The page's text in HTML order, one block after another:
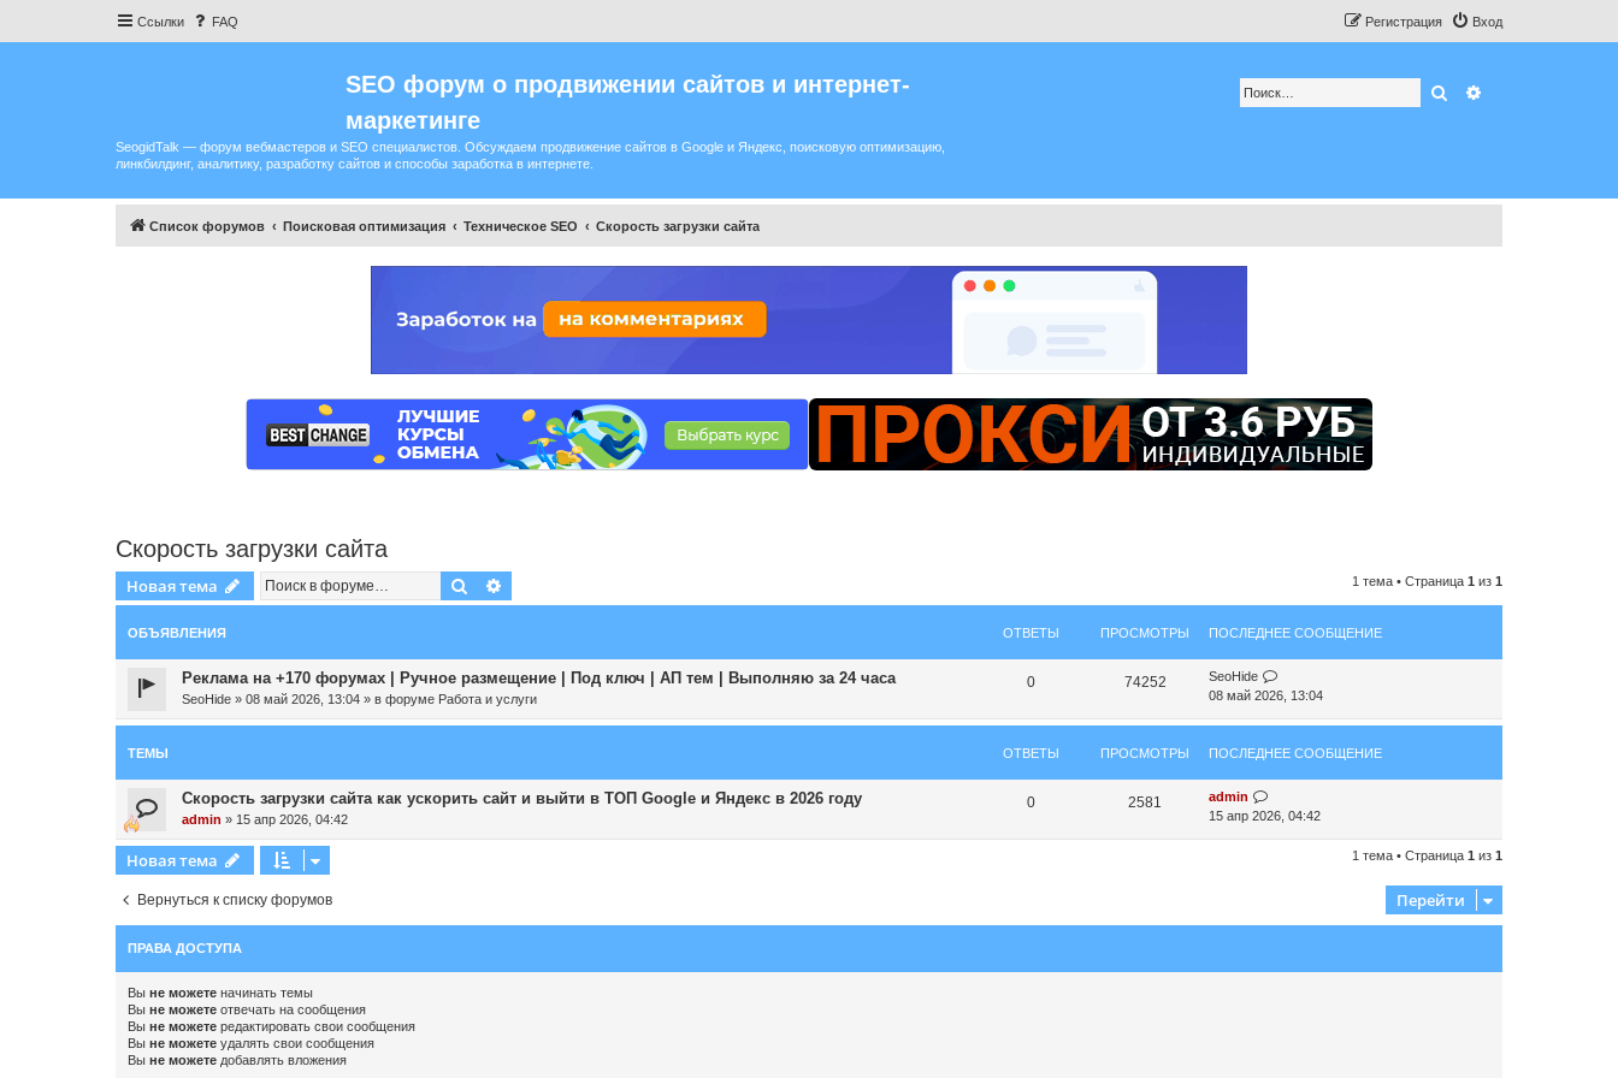
Ссылки FAQ Вход
Регистрация
SEO форум о продвижении сайтов и интернет-
маркетинге
SeogidTalk — форум вебмастеров и SEO специалистов. Обсуждаем продвижение сайтов в Google и Яндекс, поисковую оптимизацию,
линкбилдинг, аналитику, разработку сайтов и способы заработка в интернете.
Поиск
Список форумов Поисковая оптимизация Техническое SEO Скорость загрузки сайта
Скорость загрузки сайта
Новая тема Поиск 1 тема • Страница 1 из 1
ОБЪЯВЛЕНИЯ ОТВЕТЫ ПРОСМОТРЫ ПОСЛЕДНЕЕ СООБЩЕНИЕ
Реклама на +170 форумах | Ручное размещение | Под ключ | АП тем | Выполняю за 24 часа
SeoHide » 08 май 2026, 13:04 » в форуме Работа и услуги
0 74252
SeoHide
08 май 2026, 13:04
ТЕМЫ ОТВЕТЫ ПРОСМОТРЫ ПОСЛЕДНЕЕ СООБЩЕНИЕ
Скорость загрузки сайта как ускорить сайт и выйти в ТОП Google и Яндекс в 2026 году
admin » 15 апр 2026, 04:42
0 2581
admin
15 апр 2026, 04:42
Новая тема 1 тема • Страница 1 из 1
Вернуться к списку форумов Перейти
ПРАВА ДОСТУПА
Вы не можете начинать темы
Вы не можете отвечать на сообщения
Вы не можете редактировать свои сообщения
Вы не можете удалять свои сообщения
Вы не можете добавлять вложения